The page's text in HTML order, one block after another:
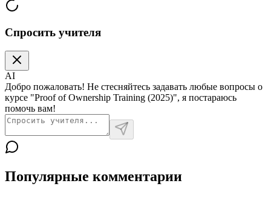
Спросить учителя
AI
Добро пожаловать! Не стесняйтесь задавать любые вопросы о
курсе "Proof of Ownership Training (2025)", я постараюсь
помочь вам!
Популярные комментарии